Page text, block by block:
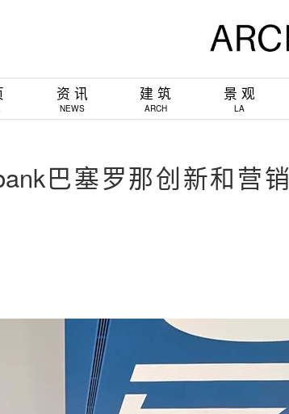
资 讯
NEWS
建 筑
ARCH
景 观
LA
巴塞罗那创新和营